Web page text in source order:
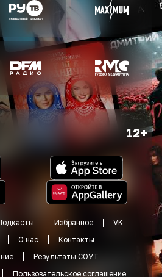
12+
Избранное
VK
О нас
Контакты
Результаты СОУТ
Пользовательское соглашение